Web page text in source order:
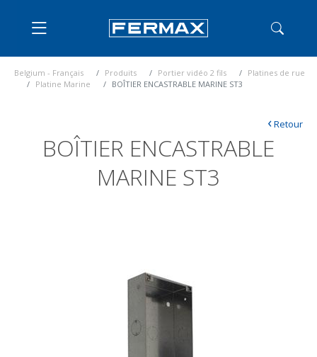
Belgium - Français Produits Portier vidéo 2 fils
Platines de rue
Platine Marine
BOÎTIER ENCASTRABLE MARINE ST3
BOÎTIER ENCASTRABLE
MARINE ST3
‹Retour